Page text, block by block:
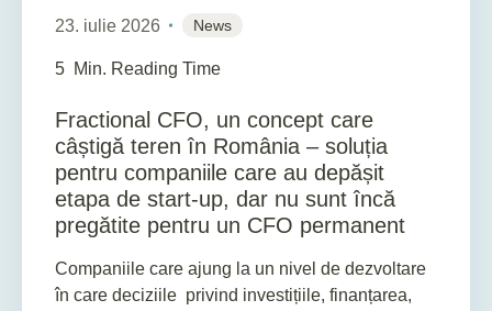
23. iulie 2026 News
5 Min. Reading Time
Fractional CFO, un concept care
câștigă teren în România – soluția
pentru companiile care au depășit
etapa de start-up, dar nu sunt încă
pregătite pentru un CFO permanent
Companiile care ajung la un nivel de dezvoltare
în care deciziile privind investițiile, finanțarea,